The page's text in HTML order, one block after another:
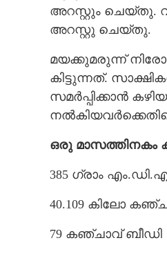
അറസ്റ്റും ചെയ്തു.
അറസ്റ്റു ചെയ്തു.
മയക്കുമരുന്ന്
കിട്ടുന്നത്.
സമർപ്പിക്കാൻ
ഒരു മാസത്തിനകം
385 ഗ്രാം
40.109 കിലോ
79 കഞ്ചാവ് ബീഡി